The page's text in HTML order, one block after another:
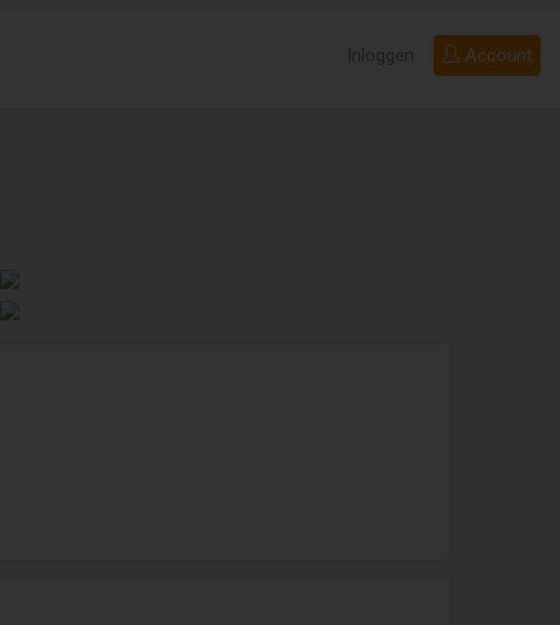
Account
Inloggen